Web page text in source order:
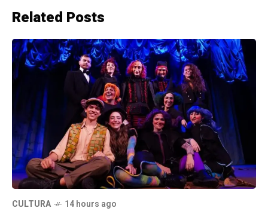
Related Posts
CULTURA 14 hours ago